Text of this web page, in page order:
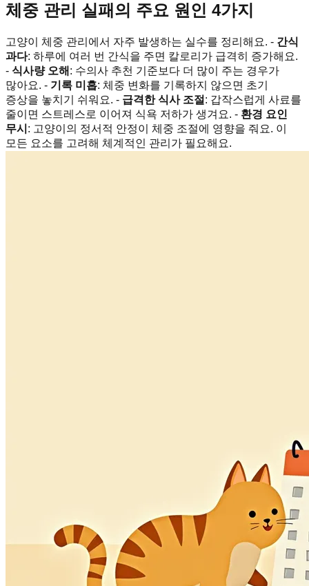
체중 관리 실패의 주요 원인 4가지
고양이 체중 관리에서 자주 발생하는 실수를 정리해요. - 간식
과다: 하루에 여러 번 간식을 주면 칼로리가 급격히 증가해요.
- 식사량 오해 : 수의사 추천 기준보다 더 많이 주는 경우가
많아요. - 기록 미흡: 체중 변화를 기록하지 않으면 초기
증상을 놓치기 쉬워요. - 급격한 식사 조절 : 갑작스럽게 사료를
줄이면 스트레스로 이어져 식욕 저하가 생겨요. - 환경 요인
무시 : 고양이의 정서적 안정이 체중 조절에 영향을 줘요. 이
모든 요소를 고려해 체계적인 관리가 필요해요.